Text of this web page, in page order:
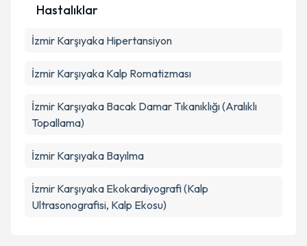
Hastalıklar
İzmir Karşıyaka Hipertansiyon
İzmir Karşıyaka Kalp Romatizması
İzmir Karşıyaka Bacak Damar Tıkanıklığı (Aralıklı
Topallama)
İzmir Karşıyaka Bayılma
İzmir Karşıyaka Ekokardiyografi (Kalp
Ultrasonografisi, Kalp Ekosu)